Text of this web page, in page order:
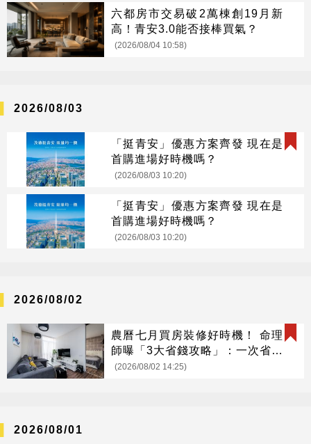
六都房市交易破2萬棟創19月新
高！青安3.0能否接棒買氣？
(2026/08/04 10:58)
2026/08/03
「挺青安」優惠方案齊發 現在是
首購進場好時機嗎？
(2026/08/03 10:20)
「挺青安」優惠方案齊發 現在是
首購進場好時機嗎？
(2026/08/03 10:20)
2026/08/02
農曆七月買房裝修好時機！ 命理
師曝「3大省錢攻略」：一次省很
大
(2026/08/02 14:25)
2026/08/01